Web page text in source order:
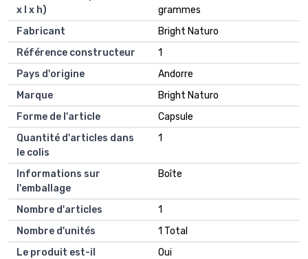
x l x h)
grammes
Fabricant
Bright Naturo
Référence constructeur
1
Pays d'origine
Andorre
Marque
Bright Naturo
Forme de l'article
Capsule
Quantité d'articles dans
le colis
1
Informations sur
l'emballage
Boîte
Nombre d'articles
1
Nombre d'unités
1 Total
Le produit est-il
Oui